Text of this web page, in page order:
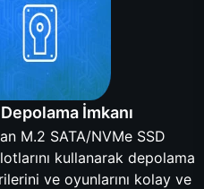
Depolama İmkanı
M.2 SATA/NVMe SSD
kullanarak depolama
ve oyunlarını kolay ve